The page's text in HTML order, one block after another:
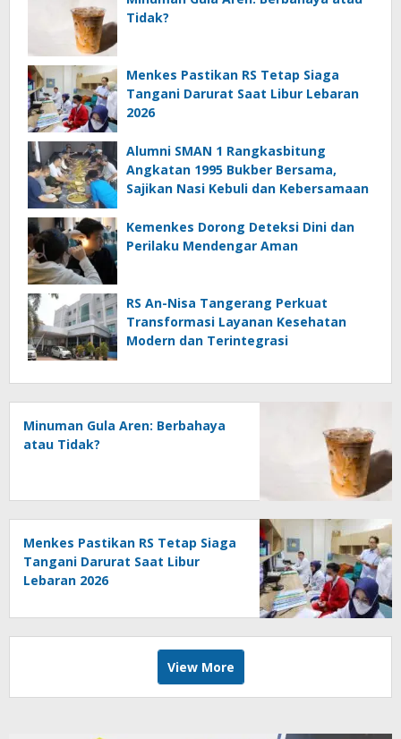
Tidak?
Menkes Pastikan RS Tetap Siaga
Tangani Darurat Saat Libur Lebaran
2026
Alumni SMAN 1 Rangkasbitung
Angkatan 1995 Bukber Bersama,
Sajikan Nasi Kebuli dan Kebersamaan
Kemenkes Dorong Deteksi Dini dan
Perilaku Mendengar Aman
RS An-Nisa Tangerang Perkuat
Transformasi Layanan Kesehatan
Modern dan Terintegrasi
Minuman Gula Aren: Berbahaya
atau Tidak?
Menkes Pastikan RS Tetap Siaga
Tangani Darurat Saat Libur
Lebaran 2026
View More